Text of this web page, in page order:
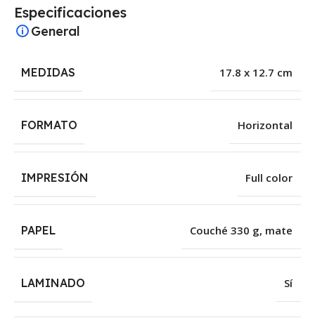
Especificaciones
General
MEDIDAS 17.8 x 12.7 cm
FORMATO Horizontal
IMPRESIÓN Full color
PAPEL Couché 330 g, mate
LAMINADO Sí